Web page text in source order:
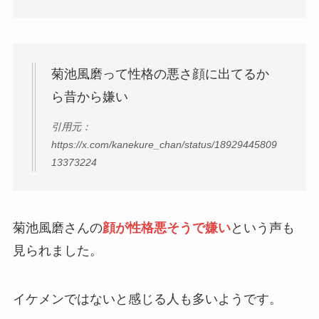
菊池風磨って性格の悪さ顔に出てるか
ら昔から嫌い
引用元：
https://x.com/kanekure_chan/status/18929445809
13373224
菊池風磨さんの顔が性格悪そうで嫌いという声も
見られました。
イケメンではないと感じる人も多いようです。